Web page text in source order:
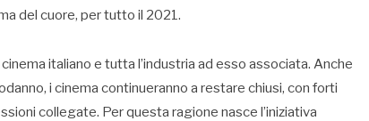
del cuore, per tutto il 2021.
italiano e tutta l’industria ad esso associata. Anche
i cinema continueranno a restare chiusi, con forti
collegate. Per questa ragione nasce l’iniziativa